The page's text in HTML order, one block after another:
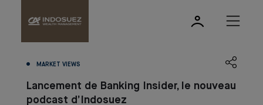
MARKET VIEWS
Lancement de Banking Insider, le nouveau
podcast d’Indosuez